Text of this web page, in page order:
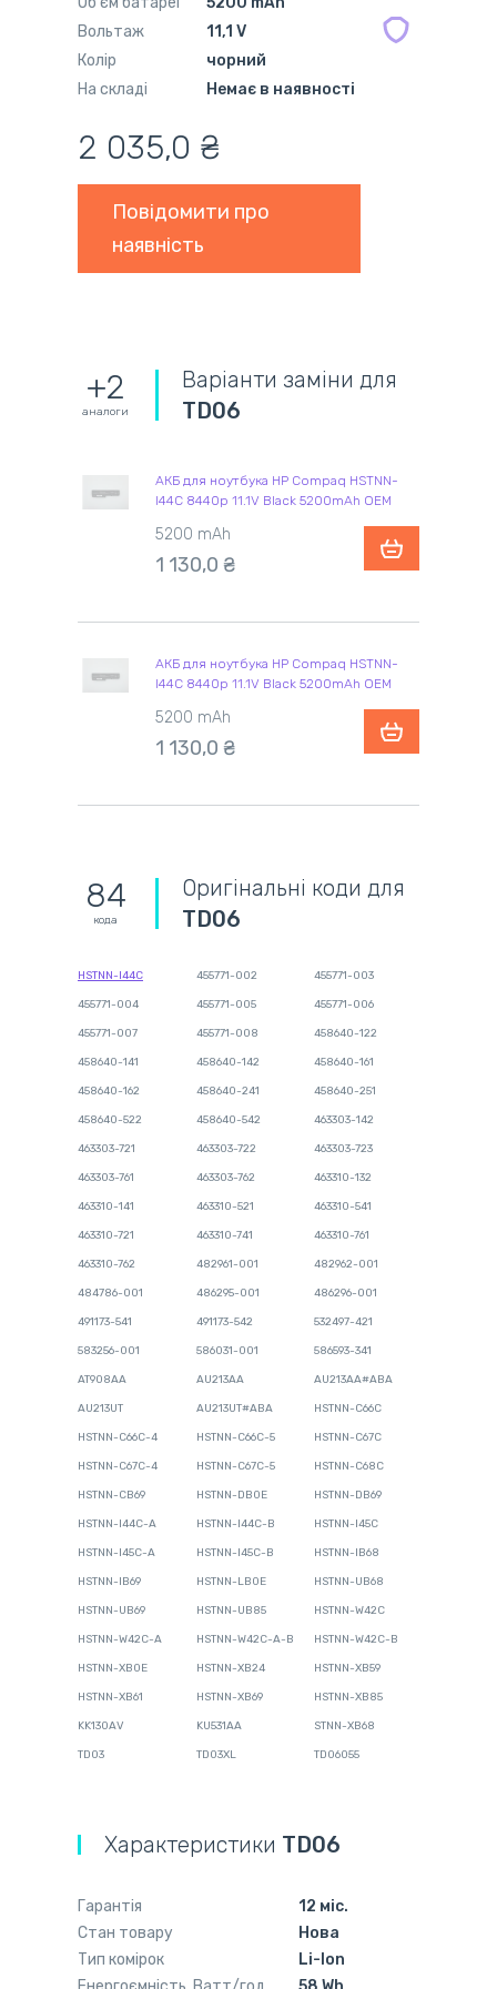
Вольтаж
11,1 V
Колір
чорний
На складі
Немає в наявності
2 035,0 ₴
Повідомити про
наявність
+2
аналоги
Варіанти заміни для
TD06
АКБ для ноутбука HP Compaq HSTNN-
I44C 8440p 11.1V Black 5200mAh OEM
5200 mAh
1 130,0 ₴
АКБ для ноутбука HP Compaq HSTNN-
I44C 8440p 11.1V Black 5200mAh OEM
5200 mAh
1 130,0 ₴
84
кода
Оригінальні коди для
TD06
HSTNN-I44C 455771-002 455771-003
455771-004 455771-005 455771-006
455771-007 455771-008 458640-122
458640-141 458640-142 458640-161
458640-162 458640-241 458640-251
458640-522 458640-542 463303-142
463303-721 463303-722 463303-723
463303-761 463303-762 463310-132
463310-141 463310-521 463310-541
463310-721 463310-741 463310-761
463310-762 482961-001 482962-001
484786-001 486295-001 486296-001
491173-541 491173-542 532497-421
583256-001 586031-001 586593-341
AT908AA AU213AA AU213AA#ABA
AU213UT AU213UT#ABA HSTNN-C66C
HSTNN-C66C-4 HSTNN-C66C-5 HSTNN-C67C
HSTNN-C67C-4 HSTNN-C67C-5 HSTNN-C68C
HSTNN-CB69 HSTNN-DB0E HSTNN-DB69
HSTNN-I44C-A HSTNN-I44C-B HSTNN-I45C
HSTNN-I45C-A HSTNN-I45C-B HSTNN-IB68
HSTNN-IB69 HSTNN-LB0E HSTNN-UB68
HSTNN-UB69 HSTNN-UB85 HSTNN-W42C
HSTNN-W42C-A HSTNN-W42C-A-B HSTNN-W42C-B
HSTNN-XB0E HSTNN-XB24 HSTNN-XB59
HSTNN-XB61 HSTNN-XB69 HSTNN-XB85
KK130AV KU531AA STNN-XB68
TD03 TD03XL TD06055
Характеристики TD06
Гарантія
12 міс.
Стан товару
Нова
Тип комірок
Li-Ion